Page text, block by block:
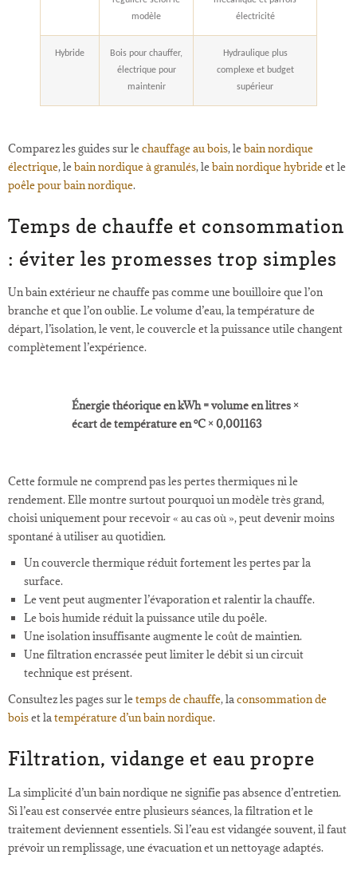
modèle
électricité
Hybride
Bois pour chauffer,
électrique pour
maintenir
Hydraulique plus
complexe et budget
supérieur
Comparez les guides sur lechauffage au bois, lebain nordique
électrique, lebain nordique à granulés, lebain nordique hybrideet le
poêle pour bain nordique.
Temps de chauffe et consommation
: éviter les promesses trop simples
Un bain extérieur ne chauffe pas comme une bouilloire que l’on
branche et que l’on oublie. Le volume d’eau, la température de
départ, l’isolation, le vent, le couvercle et la puissance utile changent
complètement l’expérience.
Énergie théorique en kWh = volume en litres ×
écart de température en °C × 0,001163
Cette formule ne comprend pas les pertes thermiques ni le
rendement. Elle montre surtout pourquoi un modèle très grand,
choisi uniquement pour recevoir « au cas où », peut devenir moins
spontané à utiliser au quotidien.
Un couvercle thermique réduit fortement les pertes par la
surface.
Le vent peut augmenter l’évaporation et ralentir la chauffe.
Le bois humide réduit la puissance utile du poêle.
Une isolation insuffisante augmente le coût de maintien.
Une filtration encrassée peut limiter le débit si un circuit
technique est présent.
Consultez les pages sur letemps de chauffe, laconsommation de
boiset latempérature d’un bain nordique.
Filtration, vidange et eau propre
La simplicité d’un bain nordique ne signifie pas absence d’entretien.
Si l’eau est conservée entre plusieurs séances, la filtration et le
traitement deviennent essentiels. Si l’eau est vidangée souvent, il faut
prévoir un remplissage, une évacuation et un nettoyage adaptés.